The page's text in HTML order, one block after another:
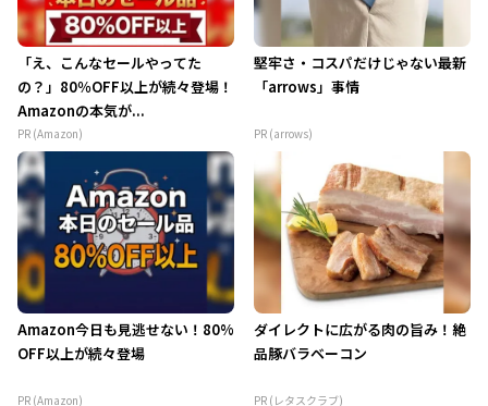
「え、こんなセールやってた
の？」80％OFF以上が続々登場！
Amazonの本気が...
PR (Amazon)
堅牢さ・コスパだけじゃない最新
「arrows」事情
PR (arrows)
Amazon今日も見逃せない！80%
OFF以上が続々登場
PR (Amazon)
ダイレクトに広がる肉の旨み！絶
品豚バラベーコン
PR (レタスクラブ)